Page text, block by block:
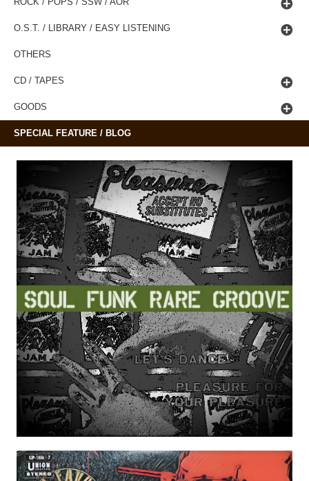
ROCK / POPS / SSW / AOR
O.S.T. / LIBRARY / EASY LISTENING
OTHERS
CD / TAPES
GOODS
SPECIAL FEATURE / BLOG